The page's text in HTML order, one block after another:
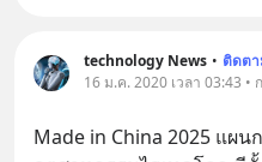
technology News • ติดต
16 ม.ค. 2020 เวลา 03:43 •
Made in China 2025 แผ